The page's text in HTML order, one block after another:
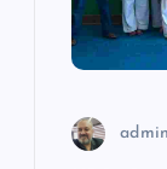
admin